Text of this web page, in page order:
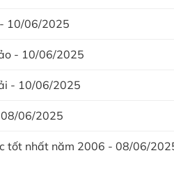
10/06/2025
- 10/06/2025
- 10/06/2025
08/06/2025
tốt nhất năm 2006 - 08/06/